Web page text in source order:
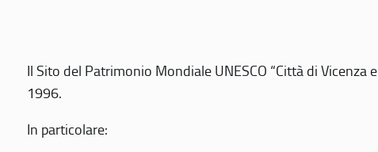
Il Sito del Patrimonio Mondiale UNESCO “Città di
1996.
In particolare: